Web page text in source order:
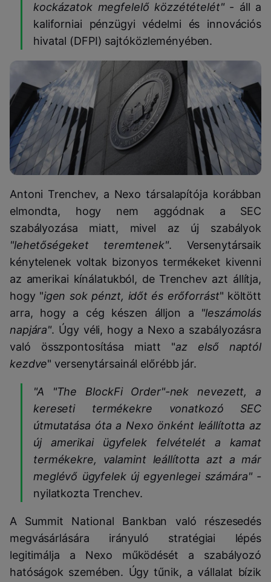
kockázatok megfelelő közzétételét"- áll a
kaliforniai pénzügyi védelmi és innovációs
hivatal (DFPI) sajtóközleményében.
Antoni Trenchev, a Nexo társalapítója korábban
elmondta, hogy nem aggódnak a SEC
szabályozása miatt, mivel az új szabályok
"lehetőségeket teremtenek". Versenytársaik
kénytelenek voltak bizonyos termékeket kivenni
az amerikai kínálatukból, de Trenchev azt állítja,
hogy "igen sok pénzt, időt és erőforrást" költött
arra, hogy a cég készen álljon a "leszámolás
napjára". Úgy véli, hogy a Nexo a szabályozásra
való összpontosítása miatt "az első naptól
kezdve" versenytársainál előrébb jár.
"A "The BlockFi Order"-nek nevezett, a
kereseti termékekre vonatkozó SEC
útmutatása óta a Nexo önként leállította az
új amerikai ügyfelek felvételét a kamat
termékekre, valamint leállította azt a már
meglévő ügyfelek új egyenlegei számára" -
nyilatkozta Trenchev.
A Summit National Bankban való részesedés
megvásárlására irányuló stratégiai lépés
legitimálja a Nexo működését a szabályozó
hatóságok szemében. Úgy tűnik, a vállalat bízik